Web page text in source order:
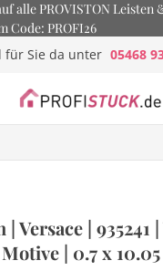
alle PROVISTON Leisten
Code: PROFI26
für Sie da unter 05468
| Versace | 935241
| 0.7 x